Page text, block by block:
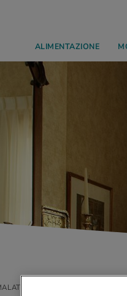
ALIMENTAZIONE